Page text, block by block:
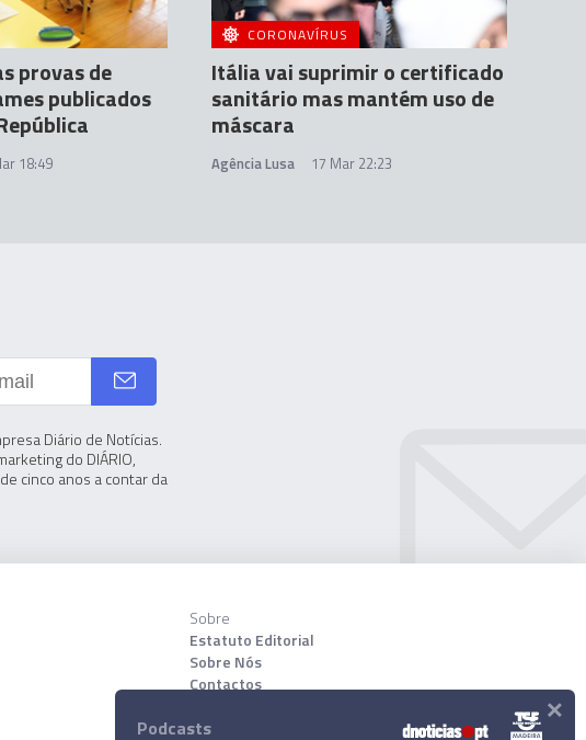
provas de
publicados
18:49
CORONAVÍRUS
Itália vai suprimir o certificado
sanitário mas mantém uso de
máscara
Agência Lusa 17 Mar 22:23
Diário de Notícias.
do DIÁRIO,
cinco anos a contar da
Sobre
Estatuto Editorial
Sobre Nós
Contactos
Download App
Podcasts ×